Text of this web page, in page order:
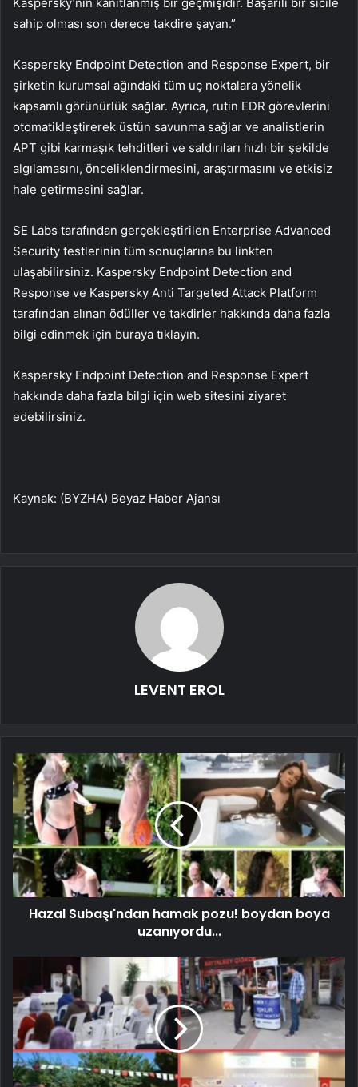
sahip olması son derece takdire şayan.”
Kaspersky Endpoint Detection and Response Expert, bir
şirketin kurumsal ağındaki tüm uç noktalara yönelik
kapsamlı görünürlük sağlar. Ayrıca, rutin EDR görevlerini
otomatikleştirerek üstün savunma sağlar ve analistlerin
APT gibi karmaşık tehditleri ve saldırıları hızlı bir şekilde
algılamasını, önceliklendirmesini, araştırmasını ve etkisiz
hale getirmesini sağlar.
SE Labs tarafından gerçekleştirilen Enterprise Advanced
Security testlerinin tüm sonuçlarına bu linkten
ulaşabilirsiniz. Kaspersky Endpoint Detection and
Response ve Kaspersky Anti Targeted Attack Platform
tarafından alınan ödüller ve takdirler hakkında daha fazla
bilgi edinmek için buraya tıklayın.
Kaspersky Endpoint Detection and Response Expert
hakkında daha fazla bilgi için web sitesini ziyaret
edebilirsiniz.
Kaynak: (BYZHA) Beyaz Haber Ajansı
LEVENT EROL
Hazal Subaşı'ndan hamak pozu! boydan boya
uzanıyordu...